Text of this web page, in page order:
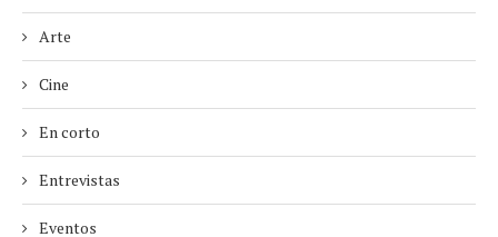
Arte
Cine
En corto
Entrevistas
Eventos